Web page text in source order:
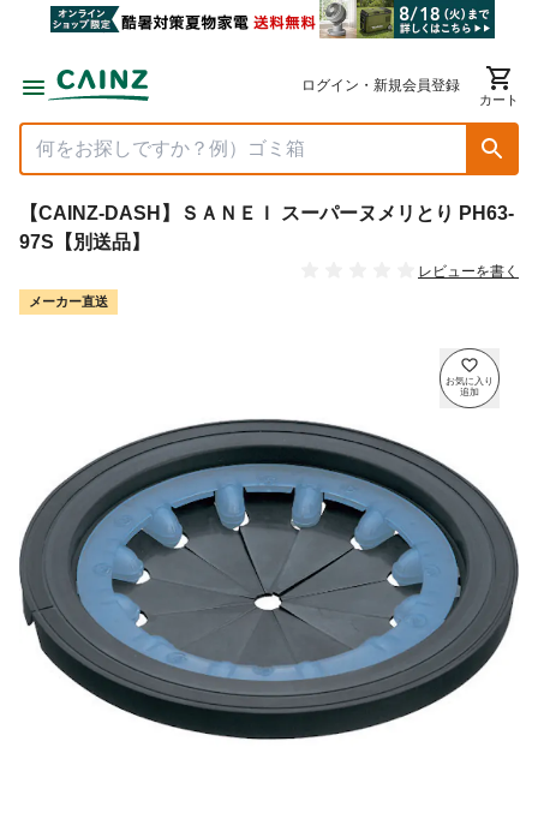
ログイン・新規会員登録
カート
【CAINZ-DASH】ＳＡＮＥＩ スーパーヌメリとり PH63-
97S【別送品】
レビューを書く
メーカー直送